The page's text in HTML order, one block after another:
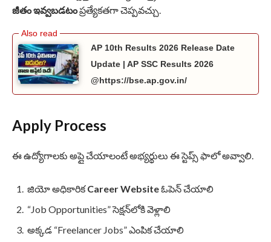
జీతం ఇవ్వబడటంప్రత్యేకతగా చెప్పవచ్చు.
AP 10th Results 2026 Release Date
Update | AP SSC Results 2026
@https://bse.ap.gov.in/
Apply Process
ఈ ఉద్యోగాలకు అప్లై చేయాలంటే అభ్యర్థులు ఈ స్టెప్స్ ఫాలో అవ్వాలి.
జియో అధికారికCareer Websiteఓపెన్ చేయాలి
“Job Opportunities” సెక్షన్‌లోకి వెళ్లాలి
అక్కడ “Freelancer Jobs” ఎంపిక చేయాలి